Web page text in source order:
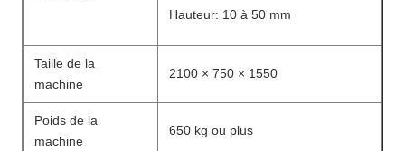
Hauteur: 10 à 50 mm
Taille de la
machine
2100 × 750 × 1550
Poids de la
machine
650 kg ou plus